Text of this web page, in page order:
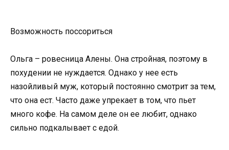
Возможность поссориться
Ольга – ровесница Алены. Она стройная, поэтому в
похудении не нуждается. Однако у нее есть
назойливый муж, который постоянно смотрит за тем,
что она ест. Часто даже упрекает в том, что пьет
много кофе. На самом деле он ее любит, однако
сильно подкалывает с едой.